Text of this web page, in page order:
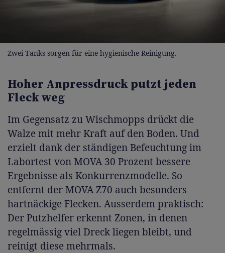
Zwei Tanks sorgen für eine hygienische Reinigung.
Hoher Anpressdruck putzt jeden
Fleck weg
Im Gegensatz zu Wischmopps drückt die
Walze mit mehr Kraft auf den Boden. Und
erzielt dank der ständigen Befeuchtung im
Labortest von MOVA 30 Prozent bessere
Ergebnisse als Konkurrenzmodelle. So
entfernt der MOVA Z70 auch besonders
hartnäckige Flecken. Ausserdem praktisch:
Der Putzhelfer erkennt Zonen, in denen
regelmässig viel Dreck liegen bleibt, und
reinigt diese mehrmals.